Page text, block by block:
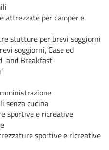
attrezzate per camper e
stutture per brevi soggiorni
soggiorni, Case ed
and Breakfast
senza cucina
sportive e ricreative
sportive e ricreative